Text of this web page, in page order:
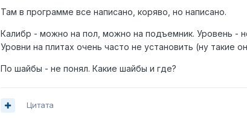
Там в программе все написано, коряво, но написано.
Калибр - можно на пол, можно на подъемник. Уровень -
Уровни на плитах очень часто не установить (ну такие
По шайбы - не понял. Какие шайбы и где?
Цитата